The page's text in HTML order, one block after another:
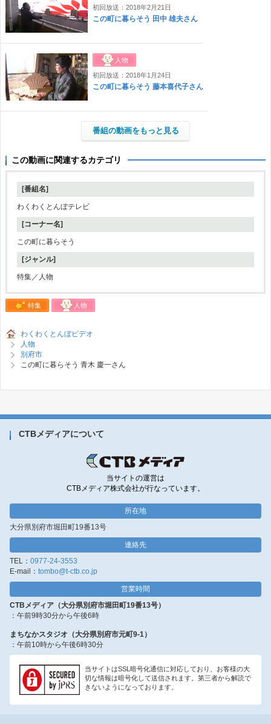
初回放送：2018年2月21日
この町に暮らそう 田中 雄夫さん
人物
初回放送：2018年1月24日
この町に暮らそう 藤本喜代子さん
番組の動画をもっと見る
この動画に関連するカテゴリ
[番組名]
わくわくとんぼテレビ
[コーナー名]
この町に暮らそう
[ジャンル]
特集／人物
特集 人物
わくわくとんぼビデオ
人物
別府市
この町に暮らそう 青木 慶一さん
CTBメディアについて
当サイトの運営は
CTBメディア株式会社が行なっています。
所在地
大分県別府市堀田町19番13号
連絡先
TEL： 0977-24-3553
E-mail： tombo@t-ctb.co.jp
営業時間
CTBメディア（大分県別府市堀田町19番13号）
：午前9時30分から午後6時
まちなかスタジオ（大分県別府市元町9-1）
：午前10時から午後6時30分
当サイトはSSL暗号化通信に対応しており、お客様の大
切な情報は暗号化して送信されます。第三者から解読で
きないようになっております。